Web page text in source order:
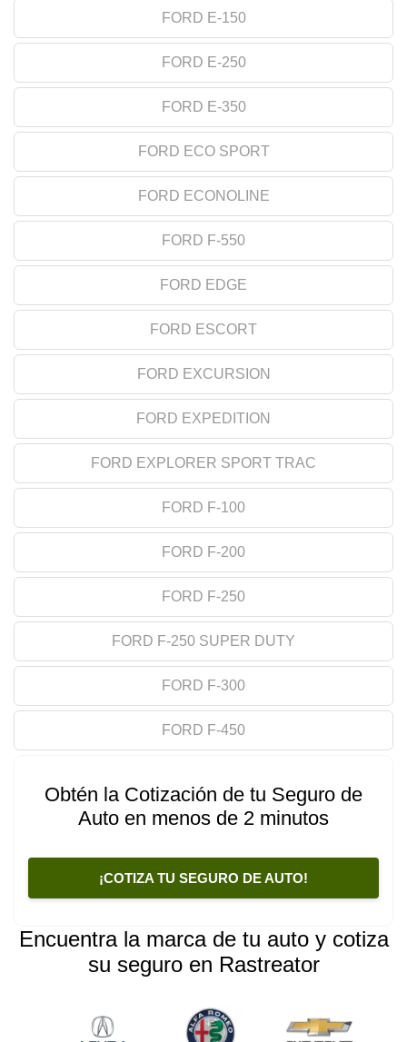
FORD E-150
FORD E-250
FORD E-350
FORD ECO SPORT
FORD ECONOLINE
FORD F-550
FORD EDGE
FORD ESCORT
FORD EXCURSION
FORD EXPEDITION
FORD EXPLORER SPORT TRAC
FORD F-100
FORD F-200
FORD F-250
FORD F-250 SUPER DUTY
FORD F-300
FORD F-450
Obtén la Cotización de tu Seguro de
Auto en menos de 2 minutos
¡COTIZA TU SEGURO DE AUTO!
Encuentra la marca de tu auto y cotiza
su seguro en Rastreator